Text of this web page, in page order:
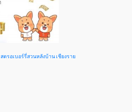
สตรอเบอร์รี่สวนหลังบ้าน เชียงราย